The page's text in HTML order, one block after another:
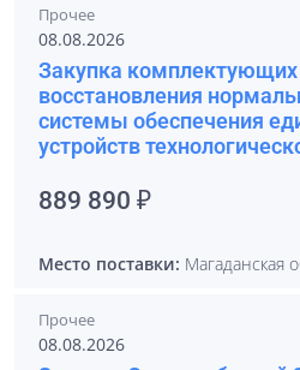
Прочее
08.08.2026
Закупка комплектующих
восстановления
системы обеспечения
устройств
889 890 ₽
Место поставки: Магаданская
Прочее
08.08.2026